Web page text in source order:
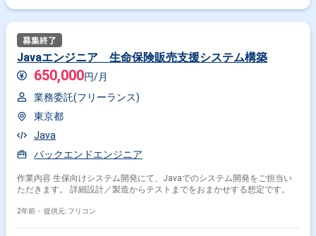
Javaエンジニア 生命保険販売支援システム構築
650,000円/月
業務委託(フリーランス)
東京都
Java
バックエンドエンジニア
作業内容 生保向けシステム開発にて、Javaでのシステム開発をご担当い
ただきます。 詳細設計／製造からテストまでをおまかせする想定です。
2年前・ 提供元: フリコン